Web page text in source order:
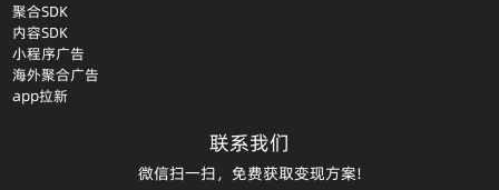
聚合SDK
内容SDK
小程序广告
海外聚合广告
app拉新
联系我们
微信扫一扫，免费获取变现方案!